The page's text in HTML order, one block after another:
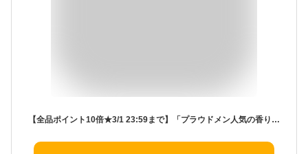
【全品ポイント10倍★3/1 23:59まで】「プラウドメン人気の香りを楽しめるフレグランス」香水 メンズ PROUDMEN プラウドメン オードトワレ グルーミング シトラス 50ml [ 男性用香水 メンズコスメ 男性用 誕生日プレゼント ギフト ]